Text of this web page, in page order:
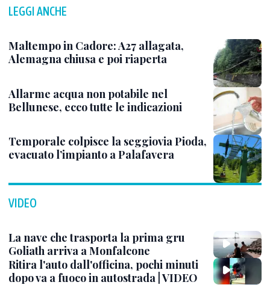
LEGGI ANCHE
Maltempo in Cadore: A27 allagata,
Alemagna chiusa e poi riaperta
Allarme acqua non potabile nel
Bellunese, ecco tutte le indicazioni
Temporale colpisce la seggiovia Pioda,
evacuato l’impianto a Palafavera
VIDEO
La nave che trasporta la prima gru
Goliath arriva a Monfalcone
Ritira l'auto dall'officina, pochi minuti
dopo va a fuoco in autostrada | VIDEO